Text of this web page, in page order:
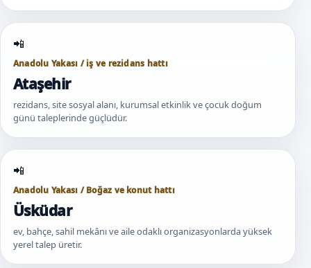
Anadolu Yakası / iş ve rezidans hattı
Ataşehir
rezidans, site sosyal alanı, kurumsal etkinlik ve çocuk doğum
günü taleplerinde güçlüdür.
Anadolu Yakası / Boğaz ve konut hattı
Üsküdar
ev, bahçe, sahil mekânı ve aile odaklı organizasyonlarda yüksek
yerel talep üretir.